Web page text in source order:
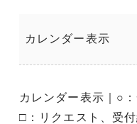
カレンダー表示
カレンダー表示｜○
□：リクエスト、受